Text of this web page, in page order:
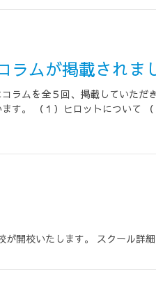
ラムが掲載されま
ラムを全５回、掲載していただ
す。 （１）ヒロットについて
開校いたします。 スクール詳細